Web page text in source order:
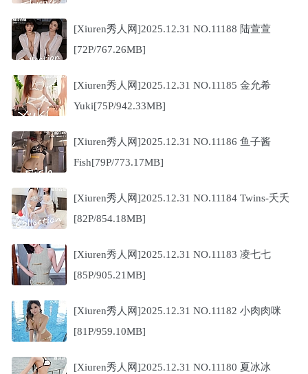
[Xiuren秀人网]2025.12.31 NO.11188 陆萱萱
[72P/767.26MB]
[Xiuren秀人网]2025.12.31 NO.11185 金允希
Yuki[75P/942.33MB]
[Xiuren秀人网]2025.12.31 NO.11186 鱼子酱
Fish[79P/773.17MB]
[Xiuren秀人网]2025.12.31 NO.11184 Twins-夭夭
[82P/854.18MB]
[Xiuren秀人网]2025.12.31 NO.11183 凌七七
[85P/905.21MB]
[Xiuren秀人网]2025.12.31 NO.11182 小肉肉咪
[81P/959.10MB]
[Xiuren秀人网]2025.12.31 NO.11180 夏冰冰